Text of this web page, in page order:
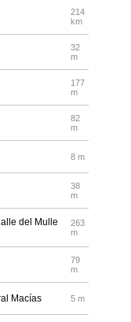
214
km
32
m
177
m
82
m
8 m
38
m
del Mulle
263
m
79
m
Macías 5 m